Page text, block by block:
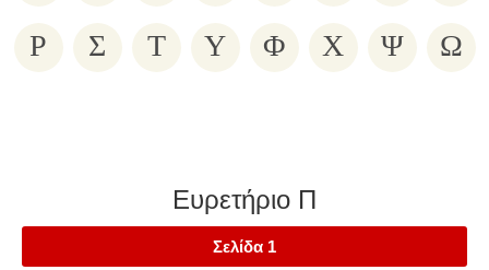
Ρ Σ Τ Υ Φ Χ Ψ Ω
Ευρετήριο Π
Σελίδα 1